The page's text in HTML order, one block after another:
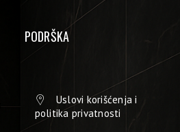
PODRŠKA
Uslovi korišćenja i
politika privatnosti